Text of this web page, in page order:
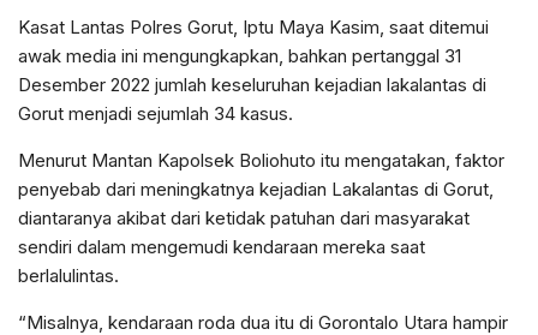
Kasat Lantas Polres Gorut, Iptu Maya Kasim, saat ditemui
awak media ini mengungkapkan, bahkan pertanggal 31
Desember 2022 jumlah keseluruhan kejadian lakalantas di
Gorut menjadi sejumlah 34 kasus.
Menurut Mantan Kapolsek Boliohuto itu mengatakan, faktor
penyebab dari meningkatnya kejadian Lakalantas di Gorut,
diantaranya akibat dari ketidak patuhan dari masyarakat
sendiri dalam mengemudi kendaraan mereka saat
berlalulintas.
“Misalnya, kendaraan roda dua itu di Gorontalo Utara hampir